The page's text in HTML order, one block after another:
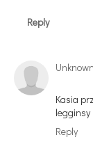
Reply
Unknown
Kasia
legginsy
Reply